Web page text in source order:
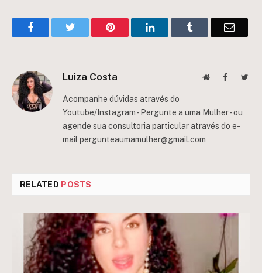
FacebookTwitter Pinterest LinkedInTumblr Email
Luiza Costa WebsiteFacebook
Acompanhe dúvidas através do
Youtube/Instagram - Pergunte a uma Mulher - ou
agende sua consultoria particular através do e-
mail pergunteaumamulher@gmail.com
RELATED POSTS